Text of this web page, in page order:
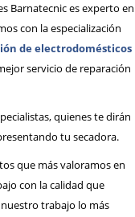
Barnatecnic es experto en
con la especialización
de electrodomésticos
servicio de reparación
quienes te dirán
tu secadora.
que más valoramos en
con la calidad que
trabajo lo más